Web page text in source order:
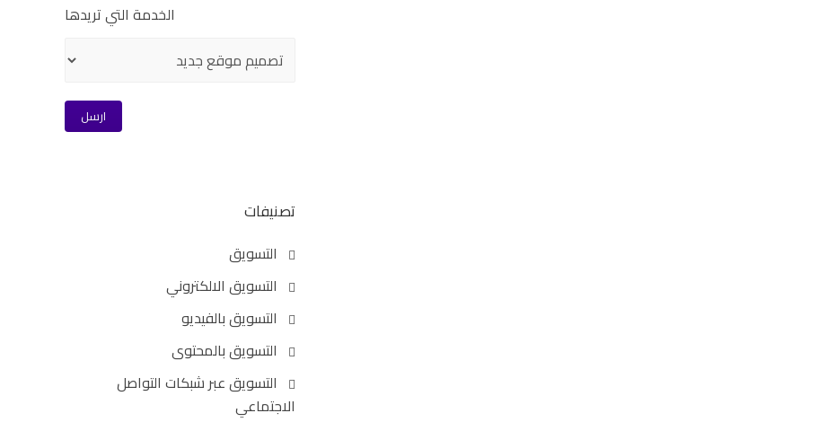
الخدمة التي تريدها
تصنيفات
التسويق
التسويق الالكتروني
التسويق بالفيديو
التسويق بالمحتوى
التسويق عبر شبكات التواصل
الاجتماعي